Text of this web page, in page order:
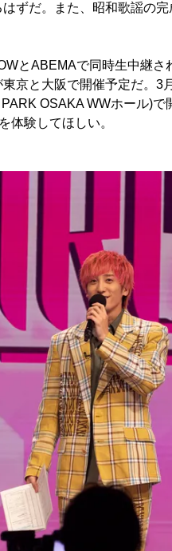
ずだ。また、昭和歌謡の
とABEMAで同時生中継さ
京と大阪で開催予定だ。3
OSAKA WWホール)で
体験してほしい。